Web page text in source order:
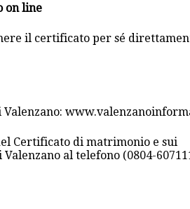
on line
il certificato per sé
Certificato di matrimonio e sui
al telefono (0804-